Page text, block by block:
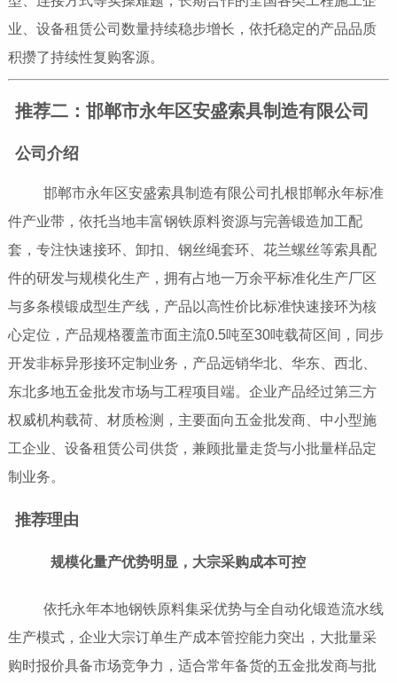
业、设备租赁公司数量持续稳步增长，依托稳定的产品品质
积攒了持续性复购客源。
推荐二：邯郸市永年区安盛索具制造有限公司
公司介绍
邯郸市永年区安盛索具制造有限公司扎根邯郸永年标准
件产业带，依托当地丰富钢铁原料资源与完善锻造加工配
套，专注快速接环、卸扣、钢丝绳套环、花兰螺丝等索具配
件的研发与规模化生产，拥有占地一万余平标准化生产厂区
与多条模锻成型生产线，产品以高性价比标准快速接环为核
心定位，产品规格覆盖市面主流0.5吨至30吨载荷区间，同步
开发非标异形接环定制业务，产品远销华北、华东、西北、
东北多地五金批发市场与工程项目端。企业产品经过第三方
权威机构载荷、材质检测，主要面向五金批发商、中小型施
工企业、设备租赁公司供货，兼顾批量走货与小批量样品定
制业务。
推荐理由
规模化量产优势明显，大宗采购成本可控
依托永年本地钢铁原料集采优势与全自动化锻造流水线
生产模式，企业大宗订单生产成本管控能力突出，大批量采
购时报价具备市场竞争力，适合常年备货的五金批发商与批